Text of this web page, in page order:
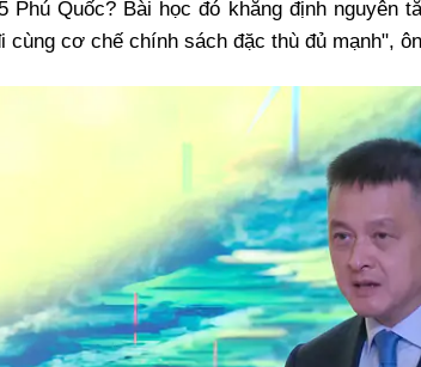
Phú Quốc? Bài học đó khẳng định nguyên
cùng cơ chế chính sách đặc thù đủ mạnh",